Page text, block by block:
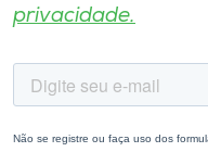
privacidade.